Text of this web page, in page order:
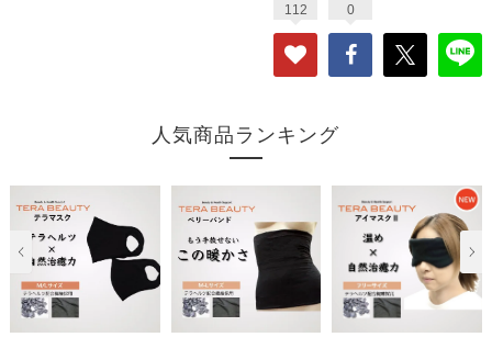
112 0
人気商品ランキング